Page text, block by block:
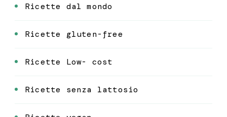
Ricette dal mondo
Ricette gluten-free
Ricette Low- cost
Ricette senza lattosio